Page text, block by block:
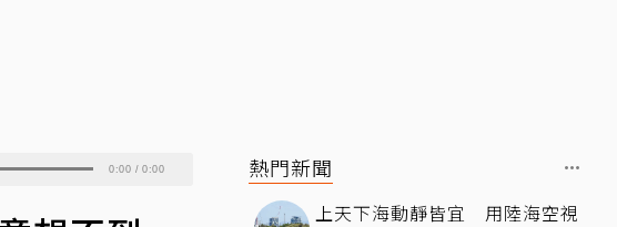
0:00 / 0:00 熱門新聞
上天下海動靜皆宜 用陸海空視